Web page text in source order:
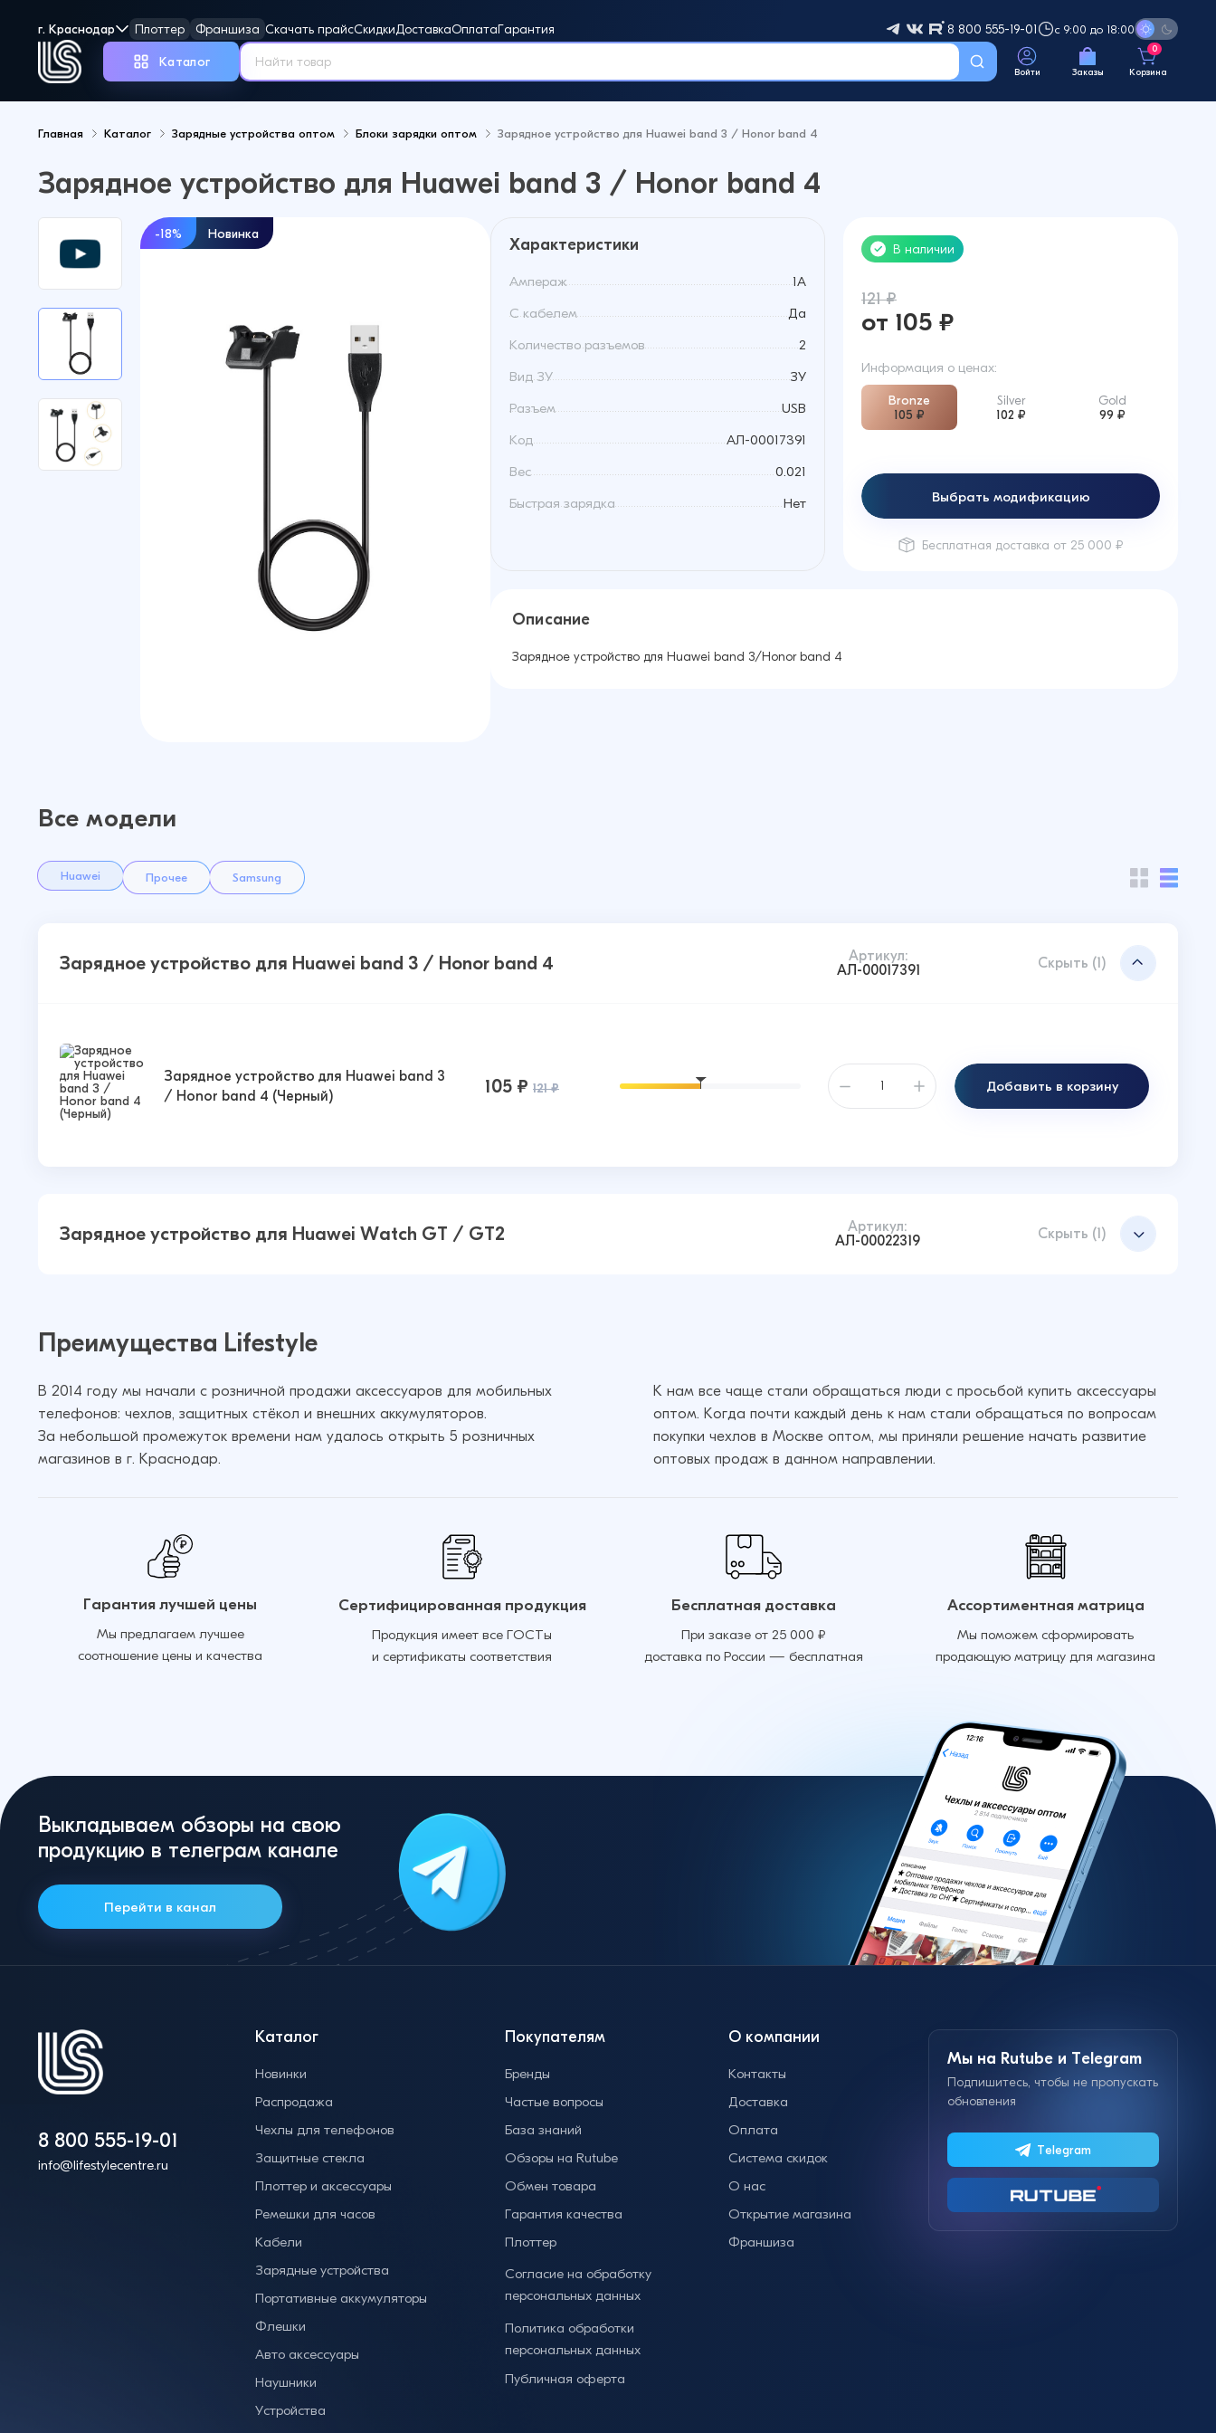
г. Краснодар Франшиза
Плоттер Скачать прайсСкидкиДоставкаОплатаГарантия 8 800 555-19-01 с 9:00 до 18:00
Каталог
Войти Заказы
0
Корзина
Новинки
Главная Каталог Зарядные устройства оптом Блоки зарядки оптом Зарядное устройство для Huawei band 3 / Honor band 4
Зарядное устройство для Huawei band 3 / Honor band 4
-18% Новинка
Характеристики
Ампераж 1A
С кабелем Да
Количество разъемов 2
Вид ЗУ ЗУ
Разъем USB
Код АЛ-00017391
Вес 0.021
Быстрая зарядка Нет
В наличии
121 ₽
от 105 ₽
Информация о ценах:
Bronze
105 ₽
Silver
102 ₽
Gold
99 ₽
Выбрать модификацию
Бесплатная доставка от 25 000 ₽
Описание
Зарядное устройство для Huawei band 3/Honor band 4
Все модели
Huawei Прочее Samsung
Зарядное устройство для Huawei band 3 / Honor band 4
Артикул:
АЛ-00017391
Скрыть (1)
Зарядное устройство для Huawei band 3
/ Honor band 4 (Черный)
105 ₽ 121 ₽ Добавить в корзину
Зарядное устройство для Huawei Watch GT / GT2
Артикул:
АЛ-00022319
Скрыть (1)
GT / GT2 (Черный)
Преимущества Lifestyle
В 2014 году мы начали с розничной продажи аксессуаров для мобильных
телефонов: чехлов, защитных стёкол и внешних аккумуляторов.
За небольшой промежуток времени нам удалось открыть 5 розничных
магазинов в г. Краснодар.
К нам все чаще стали обращаться люди с просьбой купить аксессуары
оптом. Когда почти каждый день к нам стали обращаться по вопросам
покупки чехлов в Москве оптом, мы приняли решение начать развитие
оптовых продаж в данном направлении.
Гарантия лучшей цены
Мы предлагаем лучшее
соотношение цены и качества
Сертифицированная продукция
Продукция имеет все ГОСТы
и сертификаты соответствия
Бесплатная доставка
При заказе от 25 000 ₽
доставка по России — бесплатная
Ассортиментная матрица
Мы поможем сформировать
продающую матрицу для магазина
Выкладываем обзоры на свою
продукцию в телеграм канале
Перейти в канал
8 800 555-19-01
info@lifestylecentre.ru
Каталог
Новинки
Распродажа
Чехлы для телефонов
Защитные стекла
Плоттер и аксессуары
Ремешки для часов
Кабели
Зарядные устройства
Портативные аккумуляторы
Флешки
Авто аксессуары
Наушники
Устройства
Покупателям
Бренды
Частые вопросы
База знаний
Обзоры на Rutube
Обмен товара
Гарантия качества
Плоттер
Согласие на обработку
персональных данных
Политика обработки
персональных данных
Публичная оферта
О компании
Контакты
Доставка
Оплата
Система скидок
О нас
Открытие магазина
Франшиза
Мы на Rutube и Telegram
Подпишитесь, чтобы не пропускать
обновления
Telegram